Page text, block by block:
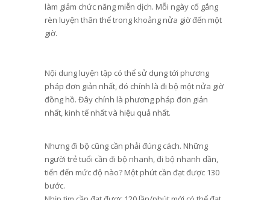
làm giảm chức năng miễn dịch. Mỗi ngày cố gắng
rèn luyện thân thể trong khoảng nửa giờ đến một
giờ.
Nội dung luyện tập có thể sử dụng tới phương
pháp đơn giản nhất, đó chính là đi bộ một nửa giờ
đồng hồ. Đây chính là phương pháp đơn giản
nhất, kinh tế nhất và hiệu quả nhất.
Nhưng đi bộ cũng cần phải đúng cách. Những
người trẻ tuổi cần đi bộ nhanh, đi bộ nhanh dần,
tiến đến mức độ nào? Một phút cần đạt được 130
bước.